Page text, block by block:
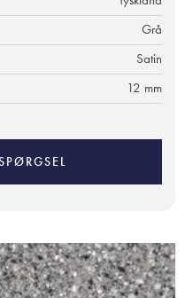
Grå
Satin
12 mm